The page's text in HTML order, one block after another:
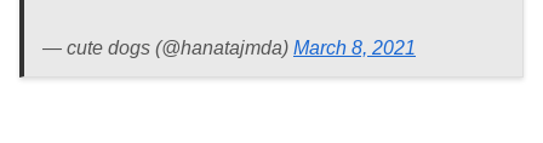
— cute dogs (@hanatajmda) March 8, 2021